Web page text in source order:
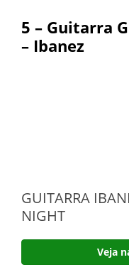
5 – Guitarra
– Ibanez
GUITARRA
NIGHT
Veja